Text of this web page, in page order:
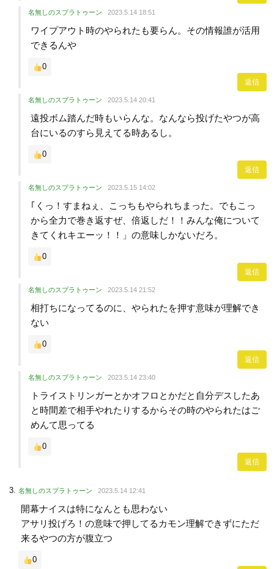
名無しのスプラトゥーン 2023.5.14 18:51
ワイプアウト時のやられたも要らん。その情報誰が活用
できるんや
0
返信
名無しのスプラトゥーン 2023.5.14 20:41
遠投ボム踏んだ時もいらんな。なんなら投げたやつが高
台にいるのすら見えてる時あるし。
0
返信
名無しのスプラトゥーン 2023.5.15 14:02
｢くっ！すまねぇ、こっちもやられちまった。でもこっ
から全力で巻き返すぜ、倍返しだ！！みんな俺について
きてくれキエーッ！！」の意味しかないだろ。
0
返信
名無しのスプラトゥーン 2023.5.14 21:52
相打ちになってるのに、やられたを押す意味が理解でき
ない
0
返信
名無しのスプラトゥーン 2023.5.14 23:40
トライストリンガーとかオフロとかだと自分デスしたあ
と時間差で相手やれたりするからその時のやられたはご
めんて思ってる
0
返信
名無しのスプラトゥーン 2023.5.14 12:41
開幕ナイスは特になんとも思わない
アサリ投げろ！の意味で押してるカモン理解できずにただ
来るやつの方が腹立つ
0